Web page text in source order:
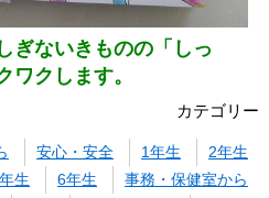
ぎないきものの「しっ
ワクします。
カテゴリー
安心・安全 1年生
2年生
生 6年生
事務・保健室から